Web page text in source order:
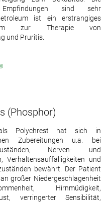
Empfindungen sind sehr
ist ein erstrangiges
zur Therapie von
und Pruritis.
(Phosphor)
als Polychrest hat sich in
Zubereitungen u.a. bei
Nerven- und
Verhaltensauffälligkeiten und
bewährt. Der Patient
großer Niedergeschlagenheit
Hirnmüdigkeit,
verringerter Sensibilität,